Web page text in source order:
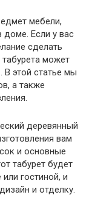
мебели,
Если у вас
сделать
может
В этой статье мы
а также
деревянный
вам
и основные
табурет будет
гостиной, и
и отделку.